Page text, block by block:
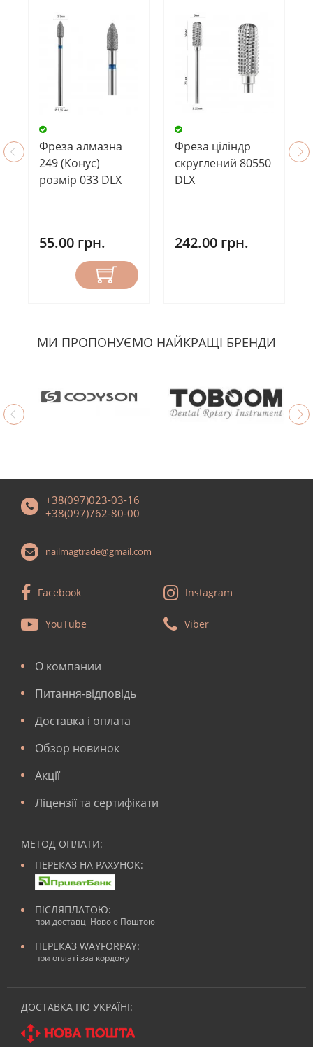
Фреза алмазна
249 (Конус)
розмір 033 DLX
55.00 грн.
Фреза ціліндр
скруглений 80550
DLX
242.00 грн.
МИ ПРОПОНУЄМО НАЙКРАЩІ БРЕНДИ
+38(097)023-03-16
+38(097)762-80-00
nailmagtrade@gmail.com
Facebook Instagram
YouTube Viber
О компании
Питання-відповідь
Доставка і оплата
Обзор новинок
Акції
Ліцензії та сертифікати
МЕТОД ОПЛАТИ:
ПЕРЕКАЗ НА РАХУНОК:
ПІСЛЯПЛАТОЮ:
при доставці Новою Поштою
ПЕРЕКАЗ WAYFORPAY:
при оплаті зза кордону
ДОСТАВКА ПО УКРАЇНІ: